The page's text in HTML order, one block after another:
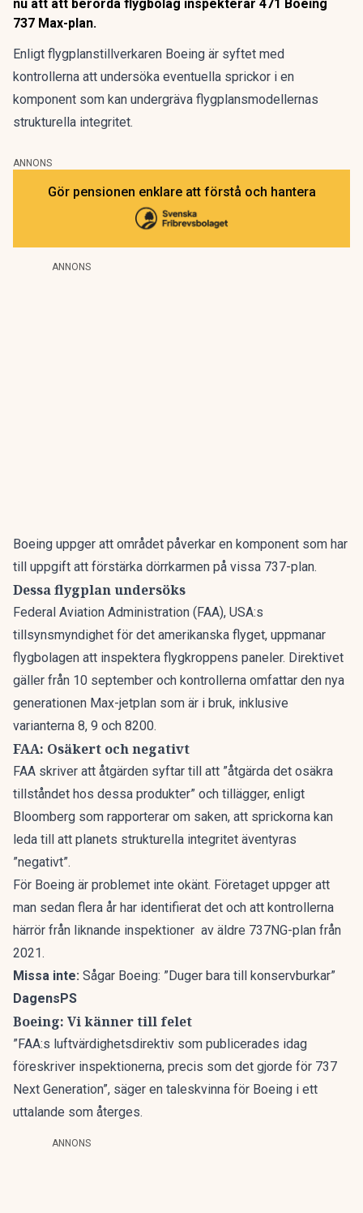
nu att att berörda flygbolag inspekterar 471 Boeing
737 Max-plan.
Enligt flygplanstillverkaren Boeing är syftet med
kontrollerna att undersöka eventuella sprickor i en
komponent som kan undergräva flygplansmodellernas
strukturella integritet.
ANNONS
Gör pensionen enklare att förstå och hantera
ANNONS
Boeing uppger att området påverkar en komponent som har
till uppgift att förstärka dörrkarmen på vissa 737-plan.
Dessa flygplan undersöks
Federal Aviation Administration (FAA), USA:s
tillsynsmyndighet för det amerikanska flyget, uppmanar
flygbolagen att inspektera flygkroppens paneler. Direktivet
gäller från 10 september och kontrollerna omfattar den nya
generationen Max-jetplan som är i bruk, inklusive
varianterna 8, 9 och 8200.
FAA: Osäkert och negativt
FAA skriver att åtgärden syftar till att ”åtgärda det osäkra
tillståndet hos dessa produkter” och tillägger, enligt
Bloomberg som rapporterar om saken, att sprickorna kan
leda till att planets strukturella integritet äventyras
”negativt”.
För Boeing är problemet inte okänt. Företaget uppger att
man sedan flera år har identifierat det och att kontrollerna
härrör från liknande inspektioner av äldre 737NG-plan från
2021.
Missa inte: Sågar Boeing: ”Duger bara till konservburkar”
DagensPS
Boeing: Vi känner till felet
”FAA:s luftvärdighetsdirektiv som publicerades idag
föreskriver inspektionerna, precis som det gjorde för 737
Next Generation”, säger en taleskvinna för Boeing i ett
uttalande som återges.
ANNONS